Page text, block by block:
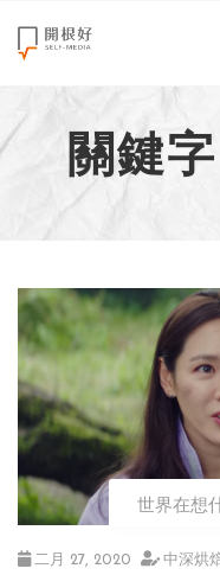
來點正能量
世界在想什麼
創造美好生活
職場商業經濟
影片專區
關於我們
關鍵
世界在想
二月 27, 2020 中深烘